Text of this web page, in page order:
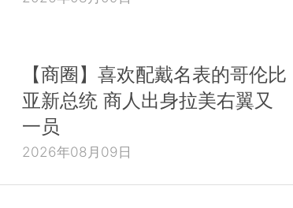
【商圈】喜欢配戴名表的哥伦比
亚新总统 商人出身拉美右翼又
一员
2026年08月09日